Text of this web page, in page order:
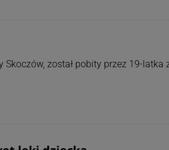
został pobity przez 19-latka